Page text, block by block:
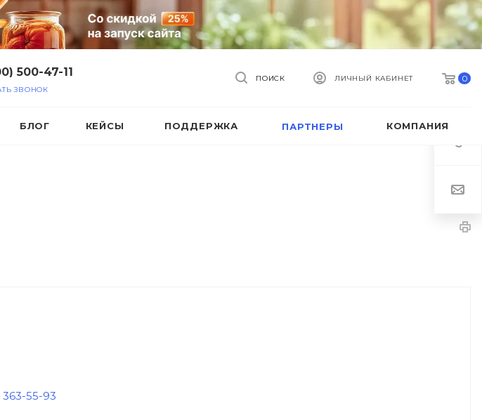
500-47-11
ЗВОНОК
0
ЛИЧНЫЙ КАБИНЕТ
ПОИСК
БЛОГ КЕЙСЫ ПОДДЕРЖКА ПАРТНЕРЫ КОМПАНИЯ
363-55-93